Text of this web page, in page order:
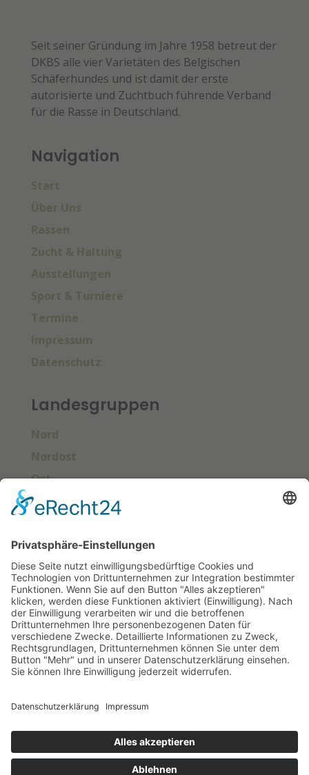
Seit seiner Gründung im Jahre 1958 betreut der
DKBS alle vier Varietäten des Belgischen
Schäferhundes und ist damit der erste
autorisierte und Zuchtbuch führende Verband
für die Rasse in Deutschland.
Navigation
Start
Über Uns
Rassen
Zucht & Haltung
Ausstellungen
Sport & Turniere
Termine
Impressum
Datenschutz
Landesgruppen
Nord
Nordost
Ost
Süd
West
Deutscher Klub für Belgische Schäferhunde
e. V.
Grüntenstraße 30